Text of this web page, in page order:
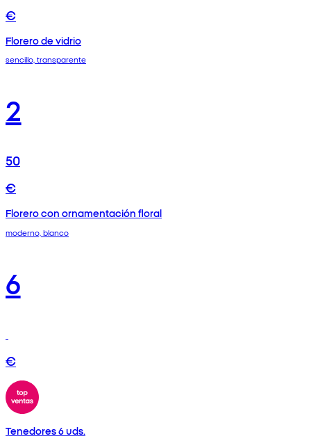
€
Florero de vidrio
sencillo, transparente
2
50
€
Florero con ornamentación floral
moderno, blanco
6
€
Tenedores 6 uds.